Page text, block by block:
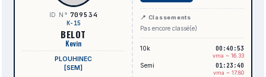
ID N° 709534
K-15
BELOT
Kevin
PLOUHINEC
[SEM]
📍 Classements
Pas encore classé(e)
10k 00:40:53
vma ~ 16.33
Semi 01:23:40
vma ~ 17.80